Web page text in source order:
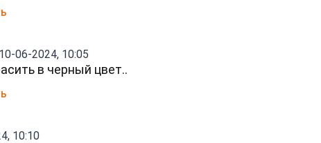
10-06-2024, 10:05
в черный цвет..
10:10